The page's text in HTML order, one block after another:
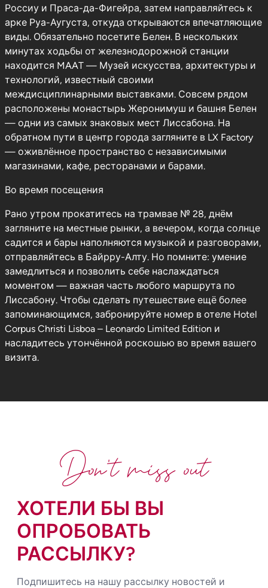
Россиу и Праса-да-Фигейра, затем направляйтесь к
арке Руа-Аугуста, откуда открываются впечатляющие
виды. Обязательно посетите Белен. В нескольких
минутах ходьбы от железнодорожной станции
находится MAAT — Музей искусства, архитектуры и
технологий, известный своими
междисциплинарными выставками. Совсем рядом
расположены монастырь Жеронимуш и башня Белен
— одни из самых знаковых мест Лиссабона. На
обратном пути в центр города загляните в LX Factory
— оживлённое пространство с независимыми
магазинами, кафе, ресторанами и барами.
Во время посещения
Рано утром прокатитесь на трамвае № 28, днём
загляните на местные рынки, а вечером, когда солнце
садится и бары наполняются музыкой и разговорами,
отправляйтесь в Байрру-Алту. Но помните: умение
замедлиться и позволить себе наслаждаться
моментом — важная часть любого маршрута по
Лиссабону. Чтобы сделать путешествие ещё более
запоминающимся, забронируйте номер в отеле Hotel
Corpus Christi Lisboa – Leonardo Limited Edition и
насладитесь утончённой роскошью во время вашего
визита.
ХОТЕЛИ БЫ ВЫ
ОПРОБОВАТЬ
РАССЫЛКУ?
Подпишитесь на нашу рассылку новостей и
Don't miss out